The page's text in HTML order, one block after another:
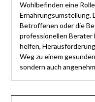
Wohlbefinden eine
Ernährungsumstellung.
Betroffenen oder die
professionellen Berater
helfen,
Weg zu einem
sondern auch